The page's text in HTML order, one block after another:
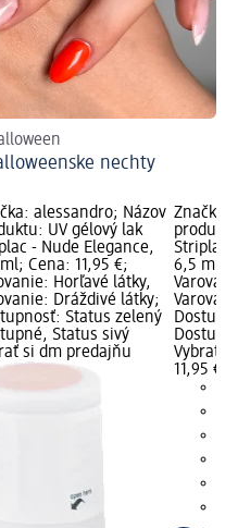
nechty
alessandro; Názov
UV gélový lak
- Nude Elegance,
Cena: 11,95 €;
Horľavé látky,
Dráždivé látky;
Status zelený
Status sivý
si dm predajňu
Značka:
Striplac
6,5 ml;
Vybrať
11,95 €